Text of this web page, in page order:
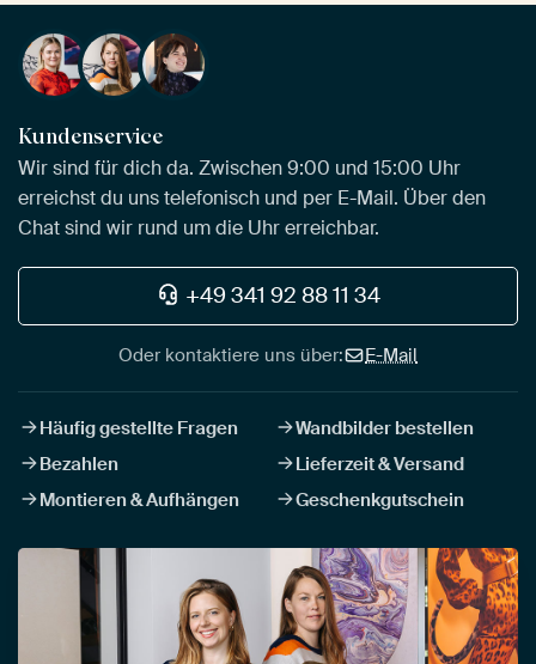
Kundenservice
Wir sind für dich da. Zwischen 9:00 und 15:00 Uhr
erreichst du uns telefonisch und per E-Mail. Über den
Chat sind wir rund um die Uhr erreichbar.
+49 341 92 88 11 34
Oder kontaktiere uns über: E-Mail
Häufig gestellte Fragen
Wandbilder bestellen
Bezahlen
Lieferzeit & Versand
Montieren & Aufhängen
Geschenkgutschein